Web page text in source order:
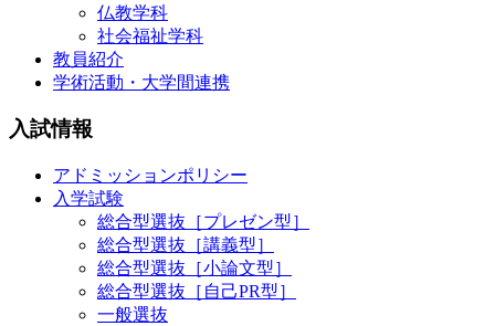
仏教学科
社会福祉学科
教員紹介
学術活動・大学間連携
入試情報
アドミッションポリシー
入学試験
総合型選抜［プレゼン型］
総合型選抜［講義型］
総合型選抜［小論文型］
総合型選抜［自己PR型］
一般選抜